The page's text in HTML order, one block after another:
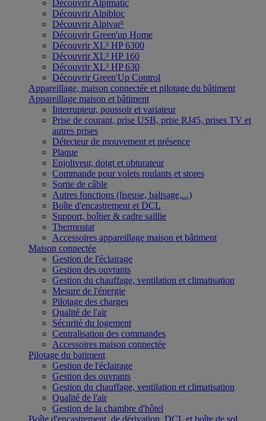
Découvrir Alpimatic
Découvrir Alpibloc
Découvrir Alpivar³
Découvrir Green'up Home
Découvrir XL³ HP 6300
Découvrir XL³ HP 160
Découvrir XL³ HP 630
Découvrir Green'Up Control
Appareillage, maison connectée et pilotage du bâtiment
Appareillage maison et bâtiment
Interrupteur, poussoir et variateur
Prise de courant, prise USB, prise RJ45, prises TV et
autres prises
Détecteur de mouvement et présence
Plaque
Enjoliveur, doigt et obturateur
Commande pour volets roulants et stores
Sortie de câble
Autres fonctions (liseuse, balisage,...)
Boîte d'encastrement et DCL
Support, boîtier & cadre saillie
Thermostat
Accessoires appareillage maison et bâtiment
Maison connectée
Gestion de l'éclairage
Gestion des ouvrants
Gestion du chauffage, ventilation et climatisation
Mesure de l'énergie
Pilotage des charges
Qualité de l'air
Sécurité du logement
Centralisation des commandes
Accessoires maison connectée
Pilotage du batiment
Gestion de l'éclairage
Gestion des ouvrants
Gestion du chauffage, ventilation et climatisation
Qualité de l'air
Gestion de la chambre d'hôtel
Boîte d'encastrement, de dérivation, DCL et boîte de sol